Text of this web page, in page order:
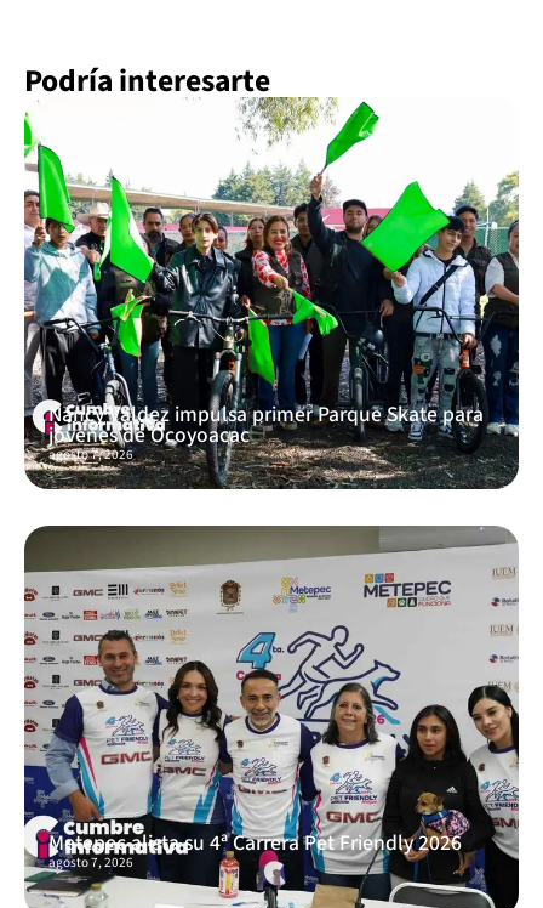
Podría interesarte
Nancy Valdez impulsa primer Parque Skate para
jóvenes de Ocoyoacac
agosto 7, 2026
Metepec alista su 4ª Carrera Pet Friendly 2026
agosto 7, 2026